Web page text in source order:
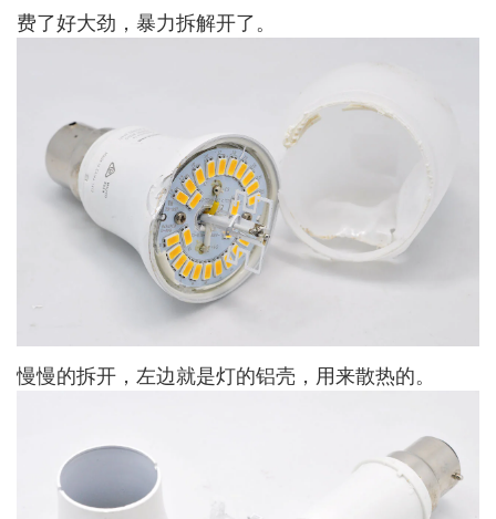
费了好大劲，暴力拆解开了。
慢慢的拆开，左边就是灯的铝壳，用来散热的。